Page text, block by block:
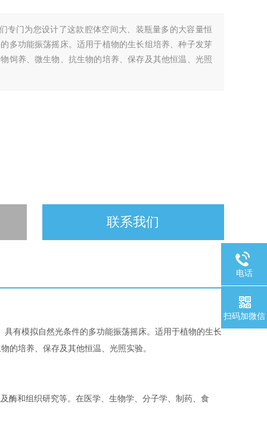
专门为您设计了这款腔体空间大、装瓶量多的大容量恒
多功能振荡摇床。适用于植物的生长组培养、种子发芽
饲养、微生物、抗生物的培养、保存及其他恒温、光照
联系我们
有模拟自然光条件的多功能振荡摇床。适用于植物的生长
的培养、保存及其他恒温、光照实验。
酶和组织研究等。在医学、生物学、分子学、制药、食
电话
扫码加微信